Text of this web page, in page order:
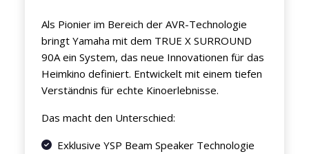
Als Pionier im Bereich der AVR-Technologie
bringt Yamaha mit dem TRUE X SURROUND
90A ein System, das neue Innovationen für das
Heimkino definiert. Entwickelt mit einem tiefen
Verständnis für echte Kinoerlebnisse.
Das macht den Unterschied:
Exklusive YSP Beam Speaker Technologie